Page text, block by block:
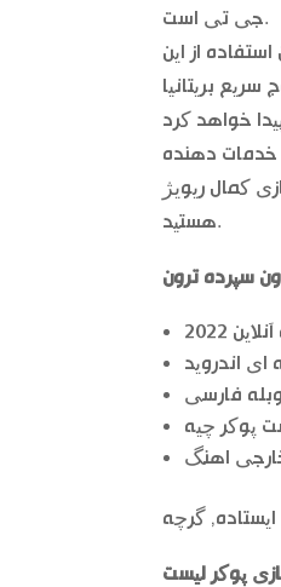
جی تی است.
از این
بریتانیا
خدمات صنعت و خدمات دهنده
کمال ریویژ
هستید.
سپرده ترون
2022
ای اندروید
فارسی
پوکر چیه
خارجی اهنگ
پوکر لیست